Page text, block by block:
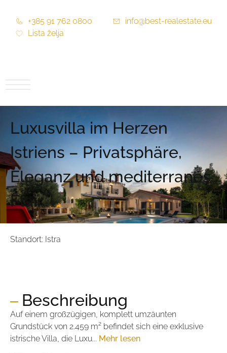
+385 91 762 0800
info@best-realestate.eu
Lista želja
Luxusvilla im Herzen
Istriens – Privatsphäre,
Eleganz und mediterranes
Flair
Standort: Istra
Beschreibung
Auf einem großzügigen, komplett umzäunten
Grundstück von 2.459 m² befindet sich eine exklusive
istrische Villa, die Luxu... Mehr lesen